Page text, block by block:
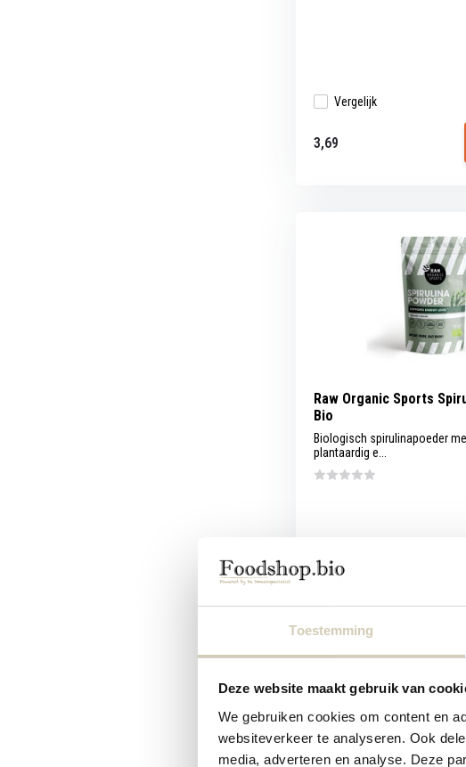
Toestemming
Deze website maakt gebruik van
We gebruiken cookies om content en
websiteverkeer te analyseren. Ook
media, adverteren en analyse. Deze
Vergelijk
3,69
Raw Organic Sports
Bio
Biologisch spirulinapoeder
plantaardig e...
Vergelijk
4,59